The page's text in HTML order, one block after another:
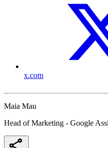
x.com
Maia Mau
Head of Marketing - Google